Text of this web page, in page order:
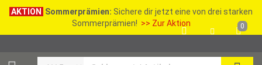
AKTION Sommerprämien: Sichere dir jetzt eine von drei starken
Sommerprämien! >> Zur Aktion 0